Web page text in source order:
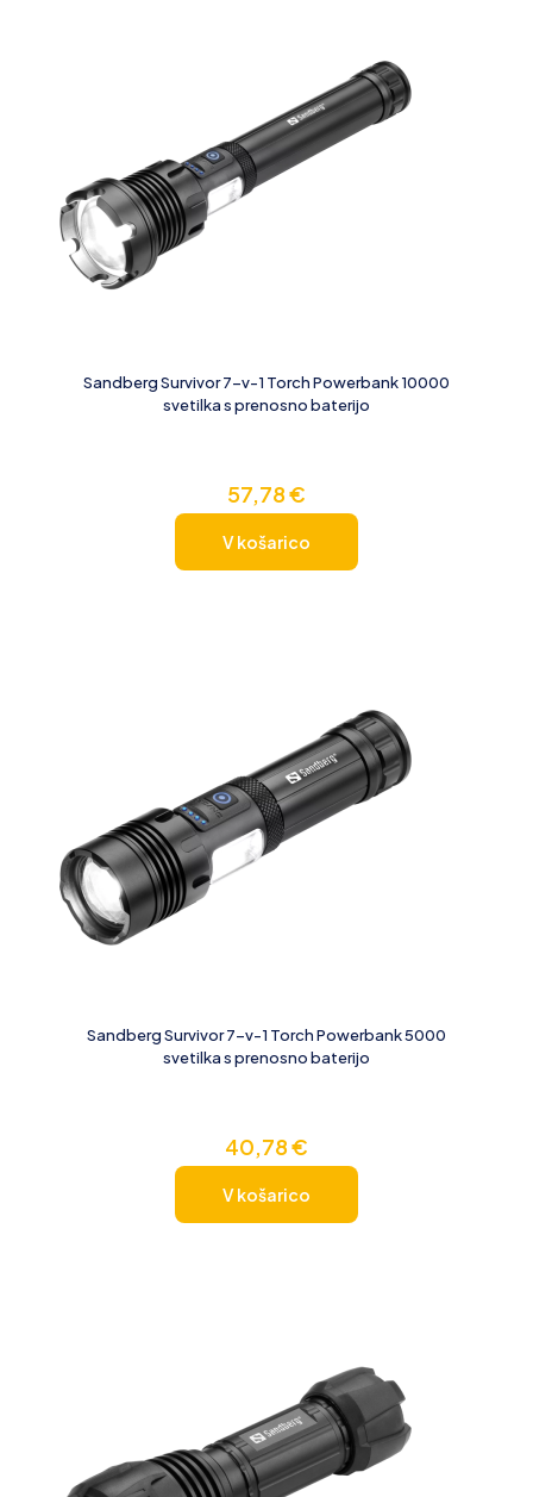
Sandberg Survivor 7-v-1 Torch Powerbank 10000
svetilka s prenosno baterijo
57,78€
V košarico
Sandberg Survivor 7-v-1 Torch Powerbank 5000
svetilka s prenosno baterijo
40,78€
V košarico